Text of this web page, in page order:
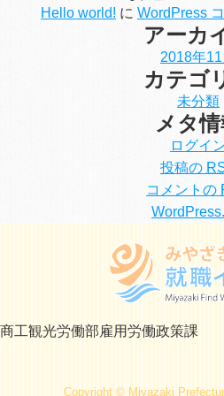
Hello world! に WordPress
アーカ
2018年11
カテゴ
未分類
メタ
ログイ
投稿の
コメントの
工観光労働部雇用労働政策課
Copyright © Miyazaki